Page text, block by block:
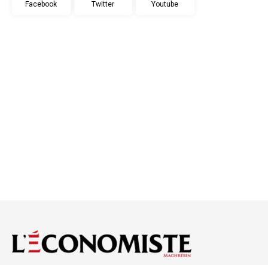
Facebook Twitter Youtube